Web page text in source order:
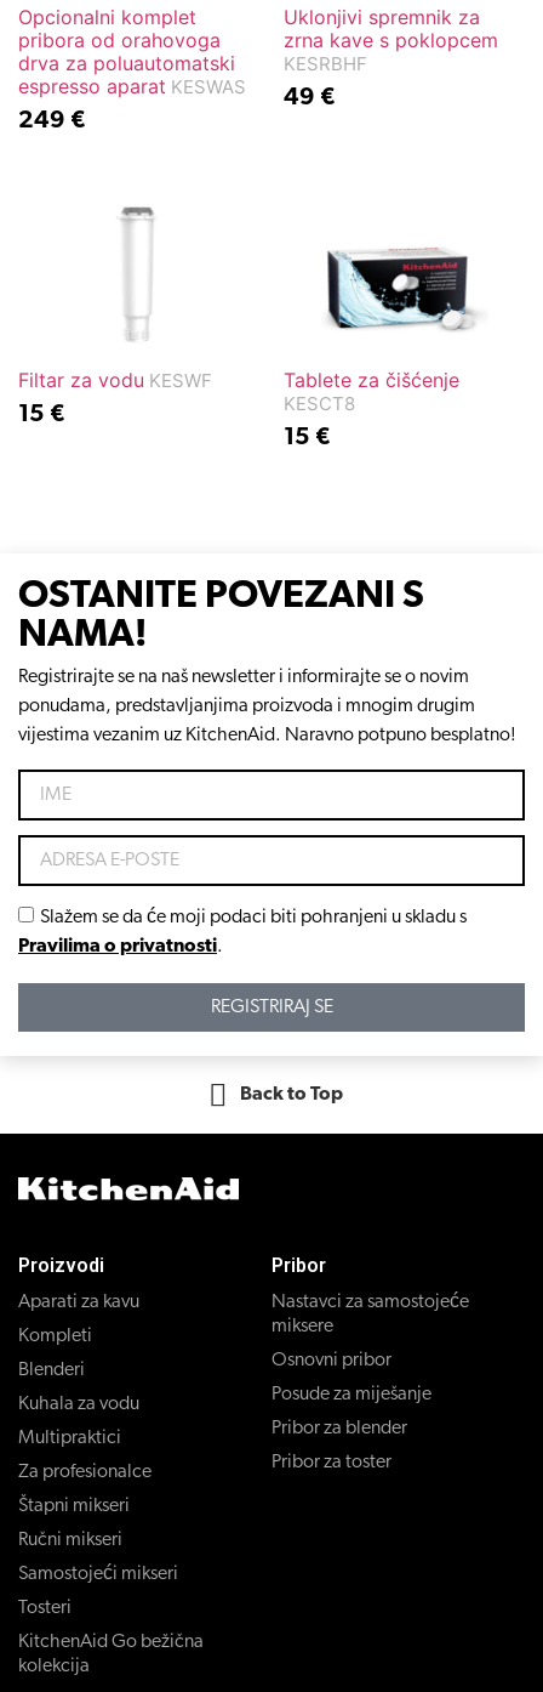
Opcionalni komplet
pribora od orahovoga
drva za poluautomatski
espresso aparat KESWAS
249 €
Uklonjivi spremnik za
zrna kave s poklopcem
KESRBHF
49 €
Filtar za vodu KESWF
15 €
Tablete za čišćenje
KESCT8
15 €
OSTANITE POVEZANI S
NAMA!
Registrirajte se na naš newsletter i informirajte se o novim
ponudama, predstavljanjima proizvoda i mnogim drugim
vijestima vezanim uz KitchenAid. Naravno potpuno besplatno!
Slažem se da će moji podaci biti pohranjeni u skladu s
Pravilima o privatnosti.
REGISTRIRAJ SE
Back to Top
Proizvodi
Aparati za kavu
Kompleti
Blenderi
Kuhala za vodu
Multipraktici
Za profesionalce
Štapni mikseri
Ručni mikseri
Samostojeći mikseri
Tosteri
KitchenAid Go bežična
kolekcija
Pribor
Nastavci za samostojeće
miksere
Osnovni pribor
Posude za miješanje
Pribor za blender
Pribor za toster